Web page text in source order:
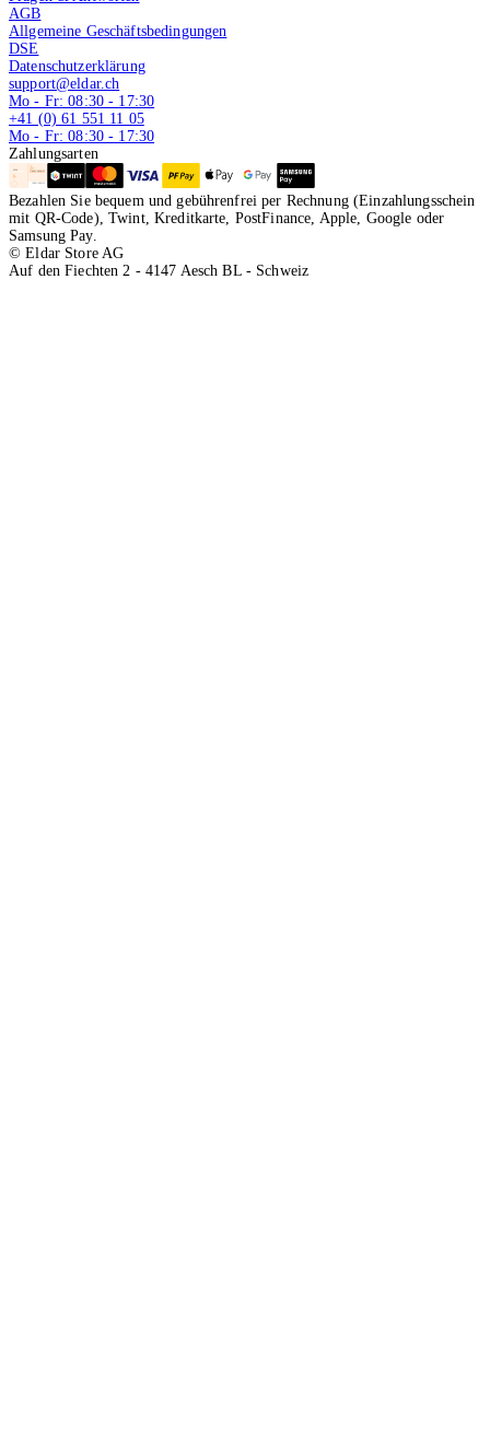
AGB
Allgemeine Geschäftsbedingungen
DSE
Datenschutzerklärung
support@eldar.ch
Mo - Fr: 08:30 - 17:30
+41 (0) 61 551 11 05
Mo - Fr: 08:30 - 17:30
Zahlungsarten
Bezahlen Sie bequem und gebührenfrei per Rechnung (Einzahlungsschein
mit QR-Code), Twint, Kreditkarte, PostFinance, Apple, Google oder
Samsung Pay.
© Eldar Store AG
Auf den Fiechten 2 - 4147 Aesch BL - Schweiz